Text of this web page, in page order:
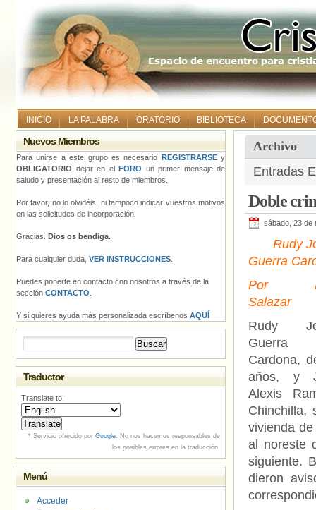
INICIO LA PALABRA ORATORIO BIBLIOTECA
Archivo
Entradas
Doble
sábado, 23 de
Rudy
Guerra
Por
Salazar
Rudy
Guerra
Cardona,
años, y
Alexis
Chinchilla,
vivienda
al noreste
siguiente.
dieron
Nuevos Miembros
Para unirse a este grupo es necesario REGISTRARSEy
OBLIGATORIO dejar en el FORO un primer mensaje de
saludo y presentación al resto de miembros.
Por favor, no lo olvidéis, ni tampoco indicar vuestros motivos
en las solicitudes de incorporación.
Gracias. Dios os bendiga.
Para cualquier duda, VER INSTRUCCIONES
Puedes ponerte en contacto con nosotros a través de la
sección CONTACTO
Y si quieres ayuda más personalizada escríbenos AQUÍ
Traductor
Translate to:
* Servicio ofrecido por Google. No nos hacemos responsables de
los posibles errores en la traducción.
Menú
Acceder